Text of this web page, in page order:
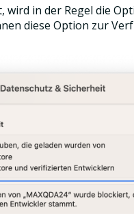
wird in der Regel die
diese Option zur